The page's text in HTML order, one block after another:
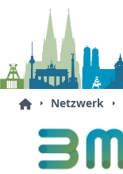
Netzwerk